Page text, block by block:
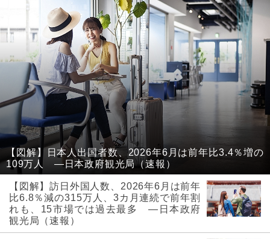
【図解】日本人出国者数、2026年6月は前年比3.4％増の
109万人 ―日本政府観光局（速報）
【図解】訪日外国人数、2026年6月は前年
比6.8％減の315万人、3カ月連続で前年割
れも、15市場では過去最多 ―日本政府
観光局（速報）